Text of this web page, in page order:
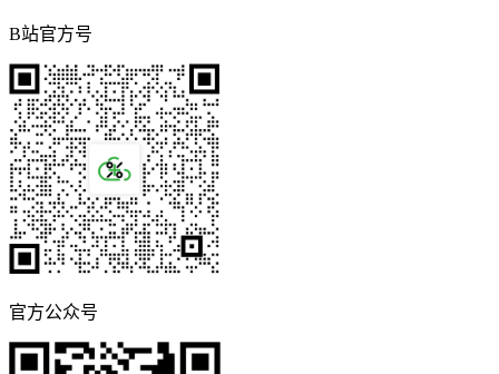
B站官方号
官方公众号